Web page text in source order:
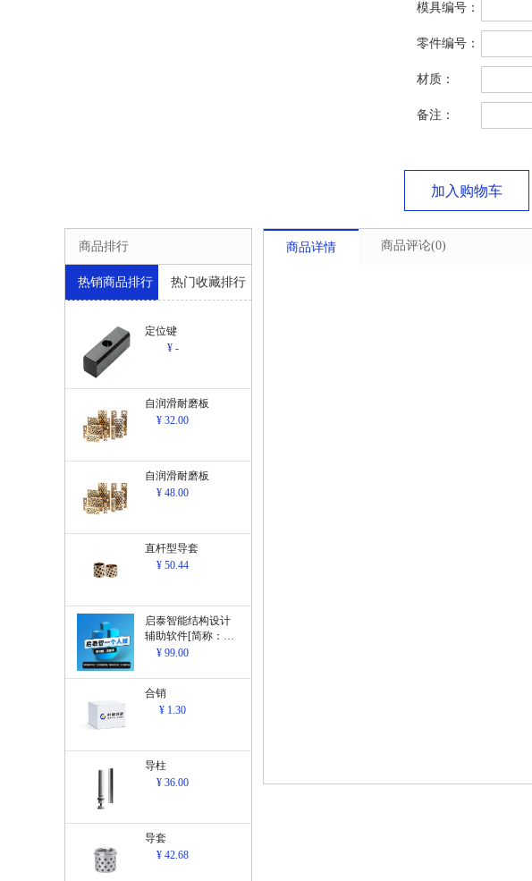
模具编号：
零件编号：
材质：
备注：
加入购物车
商品排行
热销商品排行 热门收藏排行
定位键
¥ -
自润滑耐磨板
¥ 32.00
自润滑耐磨板
¥ 48.00
直杆型导套
¥ 50.44
启泰智能结构设计
辅助软件[简称：结
构设计辅助软
¥ 99.00
合销
¥ 1.30
导柱
¥ 36.00
导套
¥ 42.68
商品详情 商品评论(0)